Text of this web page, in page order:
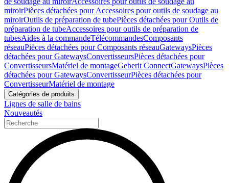
miroirPièces détachées pour Accessoires pour outils de soudage au
miroirOutils de préparation de tubePièces détachées pour Outils de
préparation de tubeAccessoires pour outils de préparation de
tubesAides à la commandeTélécommandesComposants
réseauPièces détachées pour Composants réseauGatewaysPièces
détachées pour GatewaysConvertisseursPièces détachées pour
ConvertisseursMatériel de montageGeberit ConnectGatewaysPièces
détachées pour GatewaysConvertisseurPièces détachées pour
ConvertisseurMatériel de montage
Catégories de produits
Lignes de salle de bains
Nouveautés